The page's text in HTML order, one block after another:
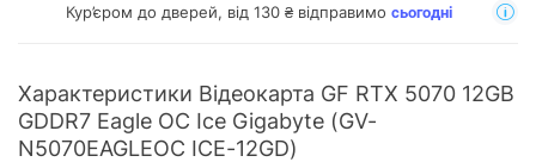
Кур’єром до дверей, від 130 ₴ відправимо сьогодні
Характеристики Відеокарта GF RTX 5070 12GB
GDDR7 Eagle OC Ice Gigabyte (GV-
N5070EAGLEOC ICE-12GD)